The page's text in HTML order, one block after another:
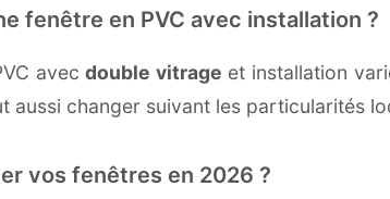
fenêtre en PVC avec installation ?
avecdouble vitrage et installation
aussi changer suivant les particularités
vos fenêtres en 2026 ?